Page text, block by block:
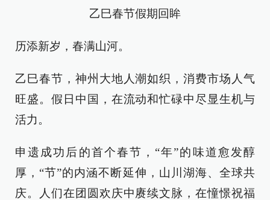
乙巳春节假期回眸
历添新岁，春满山河。
乙巳春节，神州大地人潮如织，消费市场人气
旺盛。假日中国，在流动和忙碌中尽显生机与
活力。
申遗成功后的首个春节，“年”的味道愈发醇
厚，“节”的内涵不断延伸，山川湖海、全球共
庆。人们在团圆欢庆中赓续文脉，在憧憬祝福